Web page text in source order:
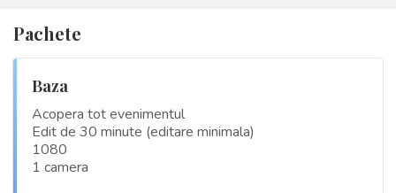
Pachete
Baza
Acopera tot evenimentul
Edit de 30 minute (editare minimala)
1080
1 camera